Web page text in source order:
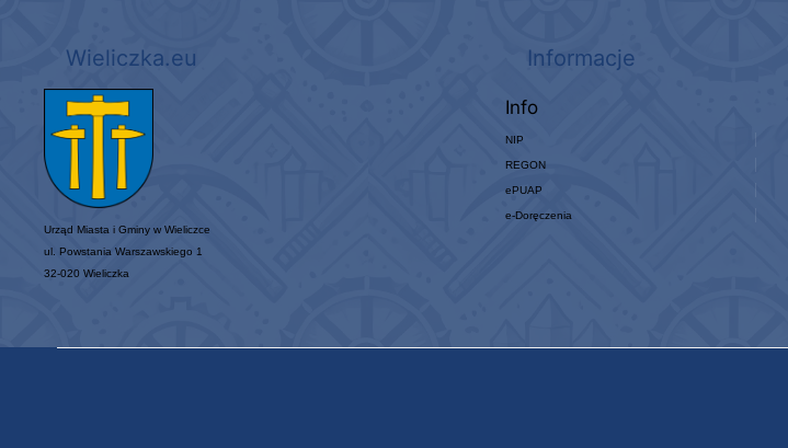
Wieliczka.eu
Urząd Miasta i Gminy w Wieliczce
ul. Powstania Warszawskiego 1
32-020 Wieliczka
Informacje
Info
NIP
REGON
ePUAP
e-Doręczenia